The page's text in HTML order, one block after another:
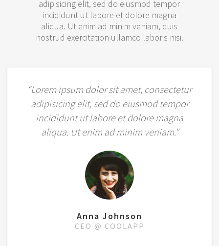
adipisicing elit, sed do eiusmod tempor
incididunt ut labore et dolore magna
aliqua. Ut enim ad minim veniam, quis
nostrud exercitation ullamco laboris nisi.
“Lorem ipsum dolor sit amet, consectetur
adipisicing elit, sed do eiusmod tempor
incididunt ut labore et dolore magna
aliqua. Ut enim ad minim veniam.”
Anna Johnson
CEO @ COOLAPP